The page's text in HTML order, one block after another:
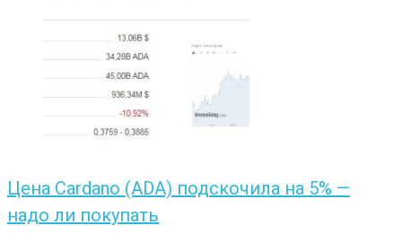
Цена Cardano (ADA) подскочила на 5% —
надо ли покупать